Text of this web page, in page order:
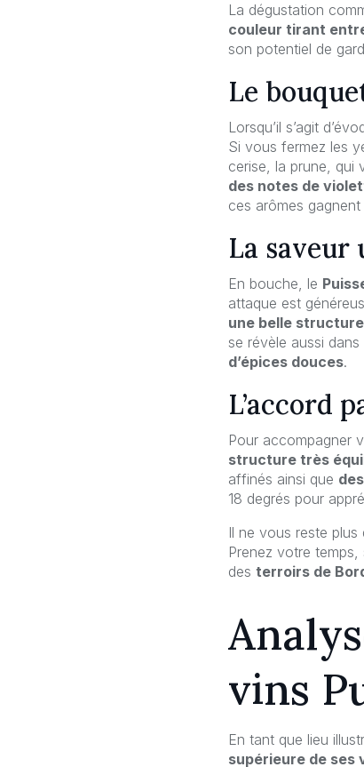
La dégustation
couleur tirant
son potentiel de
Le
Lorsqu’il s’agit
Si vous fermez les
cerise, la prune, qui
des notes de
ces arômes
La saveur
En bouche, le
attaque est
une belle
se révèle aussi
d’épices douces.
L’accord
Pour accompagner
structure très
affinés ainsi que
18 degrés pour
Il ne vous reste plus
Prenez votre
des terroirs de
vins
En tant que lieu
supérieure de ses